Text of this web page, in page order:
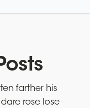
farther his
rose lose